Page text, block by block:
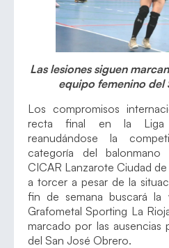
Las lesiones siguen
equipo femenino del
Los compromisos
recta final en la Liga
reanudándose la
categoría del
CICAR Lanzarote Ciudad
a torcer a pesar de la
fin de semana buscará la
Grafometal Sporting La
marcado por las ausencias
del San José Obrero.